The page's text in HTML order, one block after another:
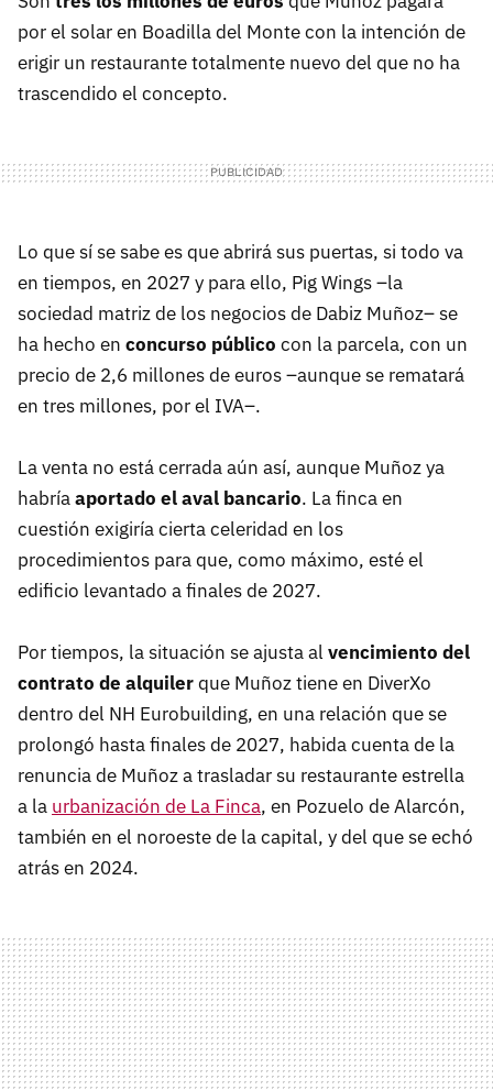
por el solar en Boadilla del Monte con la intención de
erigir un restaurante totalmente nuevo del que no ha
trascendido el concepto.
Lo que sí se sabe es que abrirá sus puertas, si todo va
en tiempos, en 2027 y para ello, Pig Wings –la
sociedad matriz de los negocios de Dabiz Muñoz– se
ha hecho en concurso público con la parcela, con un
precio de 2,6 millones de euros –aunque se rematará
en tres millones, por el IVA–.
La venta no está cerrada aún así, aunque Muñoz ya
habríaaportado el aval bancario. La finca en
cuestión exigiría cierta celeridad en los
procedimientos para que, como máximo, esté el
edificio levantado a finales de 2027.
Por tiempos, la situación se ajusta al vencimiento del
contrato de alquilerque Muñoz tiene en DiverXo
dentro del NH Eurobuilding, en una relación que se
prolongó hasta finales de 2027, habida cuenta de la
renuncia de Muñoz a trasladar su restaurante estrella
a la urbanización de La Finca, en Pozuelo de Alarcón,
también en el noroeste de la capital, y del que se echó
atrás en 2024.